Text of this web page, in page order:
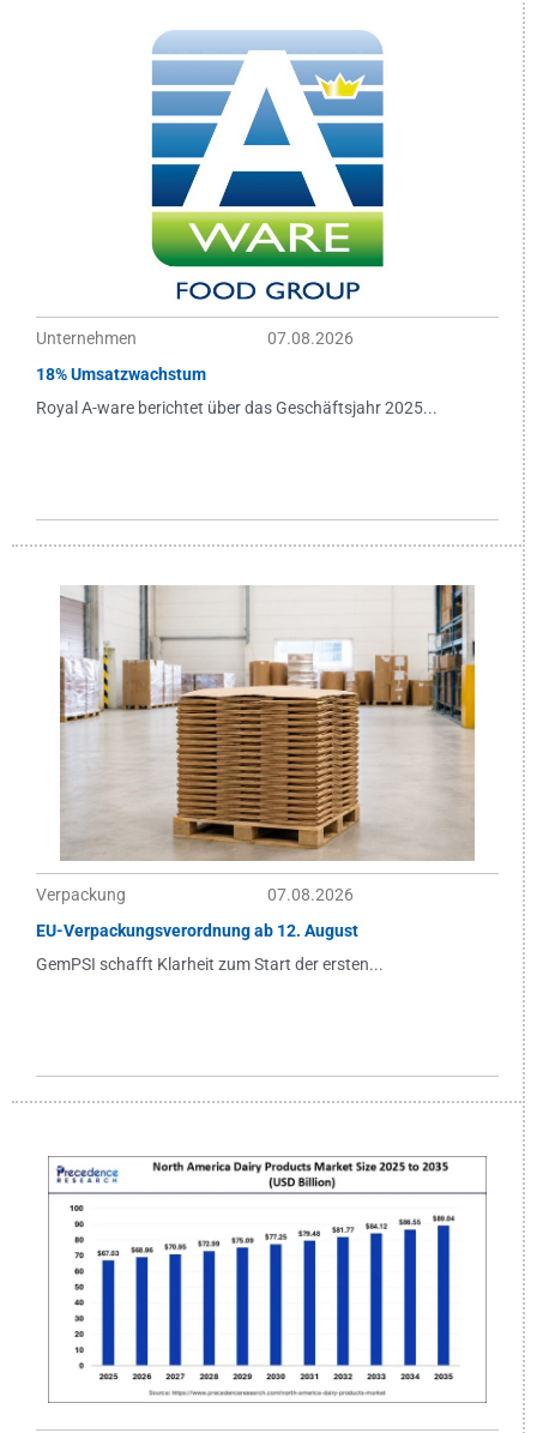
Unternehmen
07.08.2026
18% Umsatzwachstum
Royal A-ware berichtet über das Geschäftsjahr 2025...
Verpackung
07.08.2026
EU-Verpackungsverordnung ab 12. August
GemPSI schafft Klarheit zum Start der ersten...